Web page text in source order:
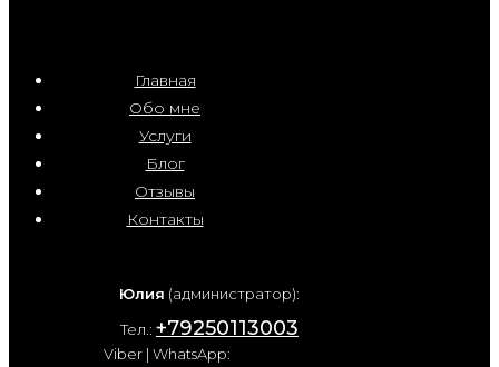
Главная
Обо мне
Услуги
Блог
Отзывы
Контакты
Юлия (администратор):
Тел.: +79250113003
Viber | WhatsApp: